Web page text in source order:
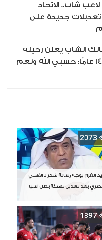
شاب.. الاتحاد
تعديلات جديدة على
الشاب يعلن رحيله
عن الزمالك بعد 14 عامًا: حسبي الله ونعم
2073
الفراج يوجه رسالة شكر لـ الأهلي
بعد تعديل تهنئة بطل آسيا
1897